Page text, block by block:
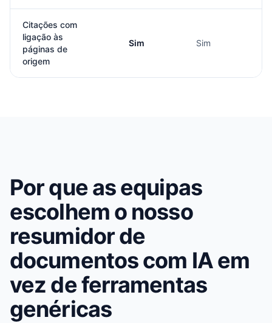
Citações com
ligação às
páginas de
origem
Sim Sim
Por que as equipas
escolhem o nosso
resumidor de
documentos com IA em
vez de ferramentas
genéricas